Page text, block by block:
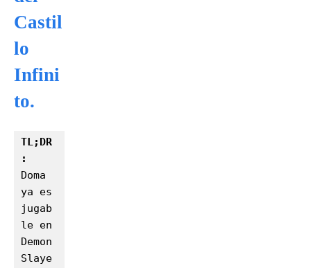
Castil
lo
Infini
to.
TL;DR
:
Doma
ya es
jugab
le en
Demon
Slaye